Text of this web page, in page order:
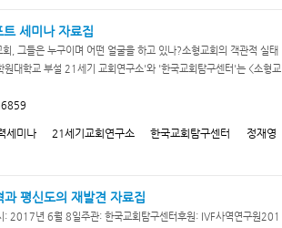
세미나 자료집
, 그들은 누구이며 어떤 얼굴을 하고 있나?소형교회의 객관적 실태
원대학교 부설 21세기 교회연구소'와 '한국교회탐구센터'는 <소형교
세미나 21세기교회연구소 한국교회탐구센터
정재영
평신도의 재발견 자료집
: 2017년 6월 8일주관: 한국교회탐구센터후원: IVF사역연구원201